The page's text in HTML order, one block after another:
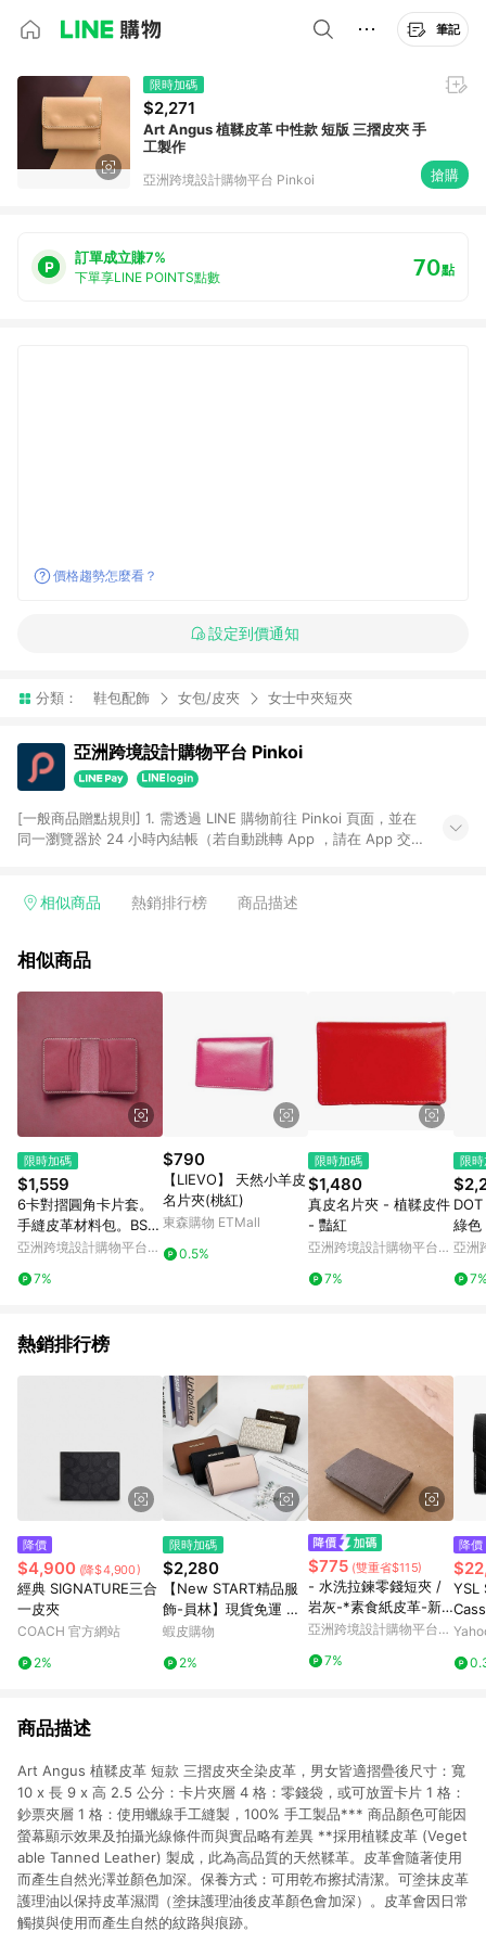
筆記
限時加碼
$2,271
Art Angus 植鞣皮革 中性款 短版 三摺皮夾 手
工製作
亞洲跨境設計購物平台 Pinkoi 搶購
訂單成立賺7%
下單享LINE POINTS點數 70點
價格趨勢怎麼看？
設定到價通知
分類： 鞋包配飾 女包/皮夾 女士中夾短夾
亞洲跨境設計購物平台 Pinkoi
[一般商品贈點規則] 1. 需透過 LINE 購物前往 Pinkoi 頁面，並在
同一瀏覽器於 24 小時內結帳（若自動跳轉 App ，請在 App 交
回饋訂單不得享有 Pinkoi 站方優惠，例如首購優惠，P coins，
行為，不具贈點資格，部分退款不在此限。 6. APP 請更新至
運費，攤位費等不具贈點資格。 9. LINE 購物站上之商品規格、
顏色、價位、贈品如與 Pinkoi 商品資訊頁及購物車不符，以
Pinkoi 購物商品資訊頁及購物車標示為準。 10. 點數紅包使用規
則請以點數紅包活動說明為準。 11. 若於 LINE 購物前往 Pinkoi
頁面後才首次下載 Pinkoi APP 並完成訂單，不符合導購資格；承
上，首次下載 Pinkoi APP 後，需透過 LINE 購物前往 Pinkoi 頁
相似商品 熱銷排行榜 商品描述
相似商品
限時加碼
$1,559
6卡對摺圓角卡片套。
手縫皮革材料包。BSP
066
亞洲跨境設計購物平台
7%
$790
【LIEVO】 天然小羊皮
名片夾(桃紅)
東森購物 ETMall
0.5%
限時加碼
$1,480
真皮名片夾 - 植鞣皮件
- 豔紅
亞洲跨境設計購物平台
7%
限
綠色
亞洲
熱銷排行榜
降價
$4,900 (降$4,900)
經典 SIGNATURE三合
一皮夾
COACH 官方網站
2%
限時加碼
$2,280
【New START精品服
飾-員林】現貨免運 Mi
chael Kors MK 零錢袋
親節
蝦皮購物
2%
$775 (雙重省$115)
- 水洗拉鍊零錢短夾 /
岩灰-*素食紙皮革-新
品
亞洲跨境設計購物平台
7%
降價
YSL
革
943
商品描述
Art Angus 植鞣皮革 短款 三摺皮夾全染皮革，男女皆適摺疊後尺寸：寬
10 x 長 9 x 高 2.5 公分：卡片夾層 4 格：零錢袋，或可放置卡片 1 格：
鈔票夾層 1 格：使用蠟線手工縫製，100% 手工製品*** 商品顏色可能因
螢幕顯示效果及拍攝光線條件而與實品略有差異 **採用植鞣皮革 (Veget
able Tanned Leather) 製成，此為高品質的天然鞣革。皮革會隨著使用
而產生自然光澤並顏色加深。保養方式：可用乾布擦拭清潔。可塗抹皮革
護理油以保持皮革濕潤（塗抹護理油後皮革顏色會加深）。皮革會因日常
觸摸與使用而產生自然的紋路與痕跡。